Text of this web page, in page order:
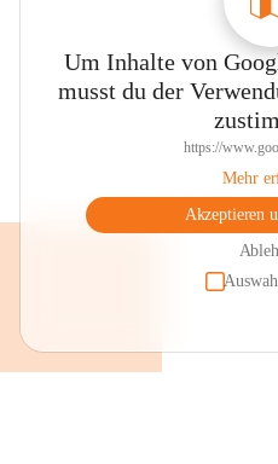
Um Inhalte von
musst du der
https://
Mehr
Akzeptieren